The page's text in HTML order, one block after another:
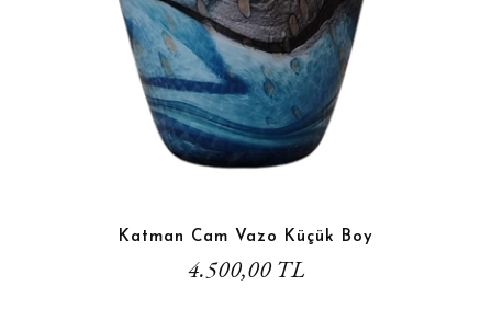
Katman Cam Vazo Küçük Boy
4.500,00 TL